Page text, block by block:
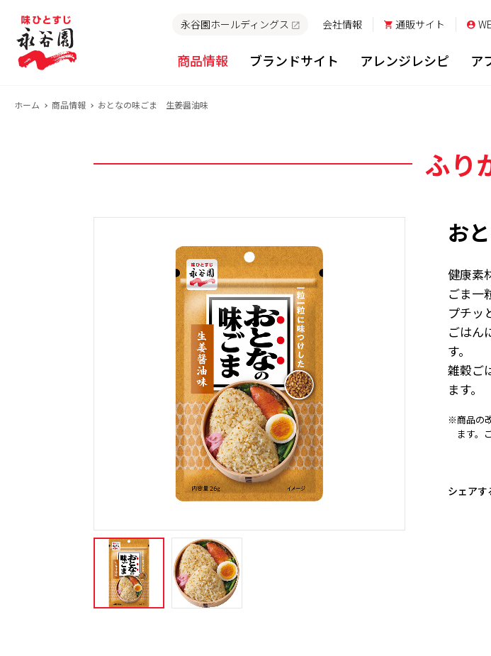
永谷園ホールディングス 会社情報 通販サイト
商品情報 ブランドサイト アレンジレシピ ア
ホーム 商品情報 おとなの味ごま 生姜醤油味
ふり
お
健康素
ごま一
プチッ
ごはん
す。
雑穀ご
ます。
※商品の
ます。
シェアす